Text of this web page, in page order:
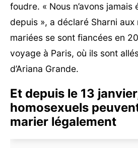
foudre. « Nous n’avons jamais
depuis », a déclaré Sharni aux
mariées se sont fiancées en
voyage à Paris, où ils sont
d’Ariana Grande.
Et depuis le 13
homosexuels
marier légalement